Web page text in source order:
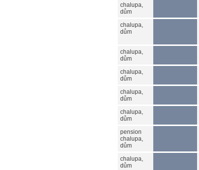
chalupa,
dům
chalupa,
dům
chalupa,
dům
chalupa,
dům
chalupa,
dům
chalupa,
dům
pension
chalupa,
dům
chalupa,
dům